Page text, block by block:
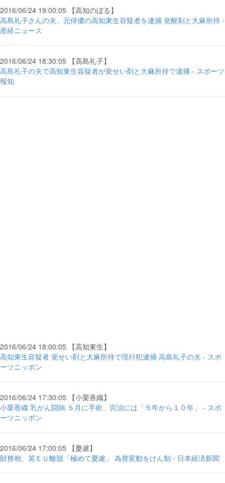
2016/06/24 19:00:05 【高知のぼる】
高島礼子さんの夫、元俳優の高知東生容疑者を逮捕 覚醒剤と大麻所持 -
産経ニュース
2016/06/24 18:30:05 【高島礼子】
高島礼子の夫で高知東生容疑者が覚せい剤と大麻所持で逮捕 - スポーツ
報知
2016/06/24 18:00:05 【高知東生】
高知東生容疑者 覚せい剤と大麻所持で現行犯逮捕 高島礼子の夫 - スポ
ーツニッポン
2016/06/24 17:30:05 【小栗香織】
小栗香織 乳がん闘病 ５月に手術、完治には「５年から１０年」 - スポ
ーツニッポン
2016/06/24 17:00:05 【憂慮】
財務相、英ＥＵ離脱「極めて憂慮」 為替変動をけん制 - 日本経済新聞